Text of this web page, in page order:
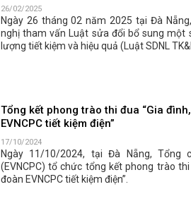
26/02/2025
Ngày 26 tháng 02 năm 2025 tại Đà
nghị tham vấn Luật sửa đổi bổ sung một
lượng tiết kiệm và hiệu quả (Luật SDNL
Tổng kết phong trào thi đua “Gia
EVNCPC tiết kiệm điện”
17/10/2024
Ngày 11/10/2024, tại Đà Nẵng, Tổng
(EVNCPC) tổ chức tổng kết phong trào
đoàn EVNCPC tiết kiệm điện”.